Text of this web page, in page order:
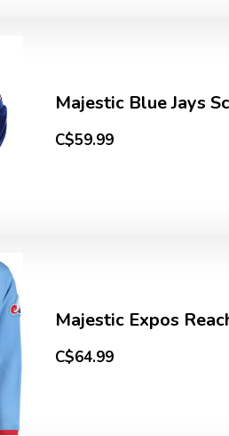
Majestic Blue Jays
C$59.99
Majestic Expos
C$64.99